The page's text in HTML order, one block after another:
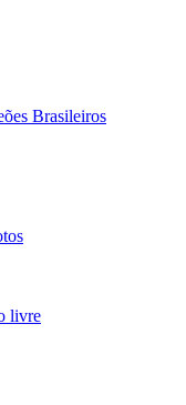
Brasileiros
livre